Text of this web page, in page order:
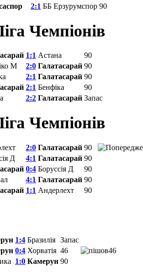
2:1 ББ Ерзурумспор 90
Чемпіонів
1:1 Астана
90
М 2:0 Галатасарай 90
2:1 Галатасарай 90
2:1 Бенфіка
90
2:2 Галатасарай Запас
Чемпіонів
2:0 Галатасарай 90
Д 4:1 Галатасарай 90
0:4 Боруссія Д
90
4:1 Галатасарай 90
1:1 Андерлехт 90
1:4 Бразилія Запас
0:4 Хорватія 46
46
1:0 Камерун 90